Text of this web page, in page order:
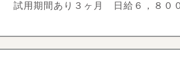
試用期間あり３ヶ月 日給６，８０